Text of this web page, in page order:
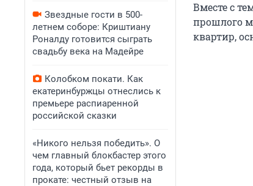
Звездные гости в 500-
летнем соборе: Криштиану
Роналду готовится сыграть
свадьбу века на Мадейре
Колобком покати. Как
екатеринбуржцы отнеслись к
премьере распиаренной
российской сказки
«Никого нельзя победить». О
чем главный блокбастер этого
года, который бьет рекорды в
прокате: честный отзыв на
Вместе с
прошлого
квартир,